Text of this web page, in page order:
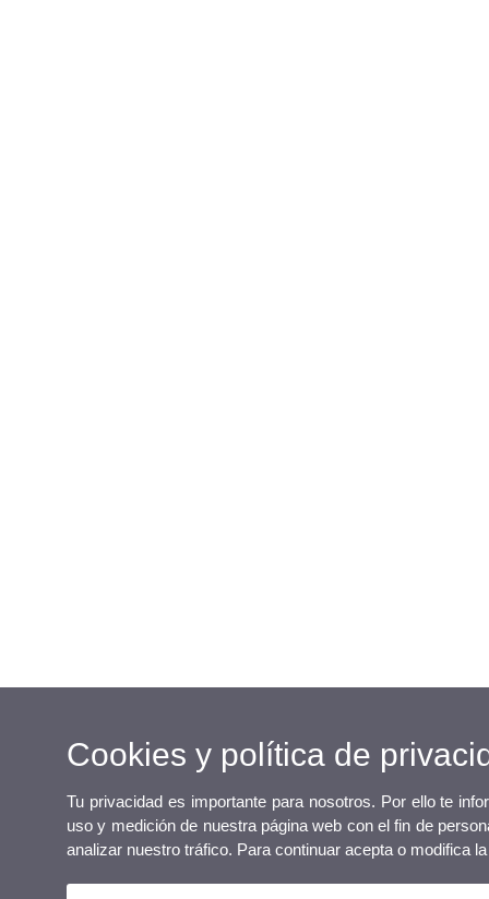
Cookies y política de
Tu privacidad es importante para nosotros. Por ello te
uso y medición de nuestra página web con el fin de
analizar nuestro tráfico. Para continuar acepta o modifica